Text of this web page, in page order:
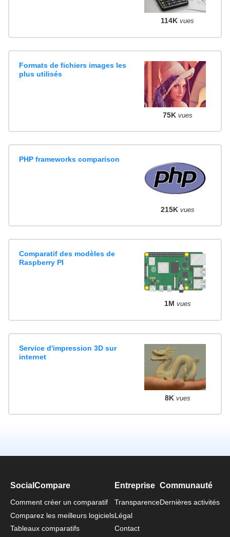
114K vues
Formats de fichiers images les
plus utilisés
75K vues
PHP frameworks comparison
215K vues
Comparatif des modèles de
Raspberry PI
1M vues
Service d'impression 3D sur
internet
8K vues
SocialCompare
Comment créer un comparatif
Comparez les meilleurs logiciels
Tableaux comparatifs
Entreprise
Transparence
Légal
Contact
Communauté
Dernières activités